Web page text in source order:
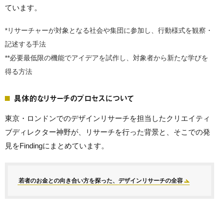
ています。
*リサーチャーが対象となる社会や集団に参加し、行動様式を観察・
記述する手法
**必要最低限の機能でアイデアを試作し、対象者から新たな学びを
得る方法
具体的なリサーチのプロセスについて
東京・ロンドンでのデザインリサーチを担当したクリエイティ
ブディレクター神野が、リサーチを行った背景と、そこでの発
見をFindingにまとめています。
若者のお金との向き合い方を探った、デザインリサーチの全容